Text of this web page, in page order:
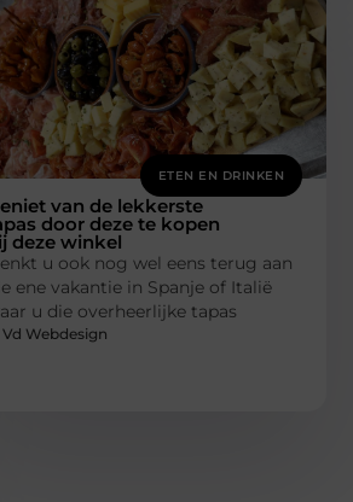
ETEN EN DRINKEN
van de lekkerste
door deze te kopen
deze winkel
u ook nog wel eens terug aan
ene vakantie in Spanje of Italië
u die overheerlijke tapas
Vd Webdesign